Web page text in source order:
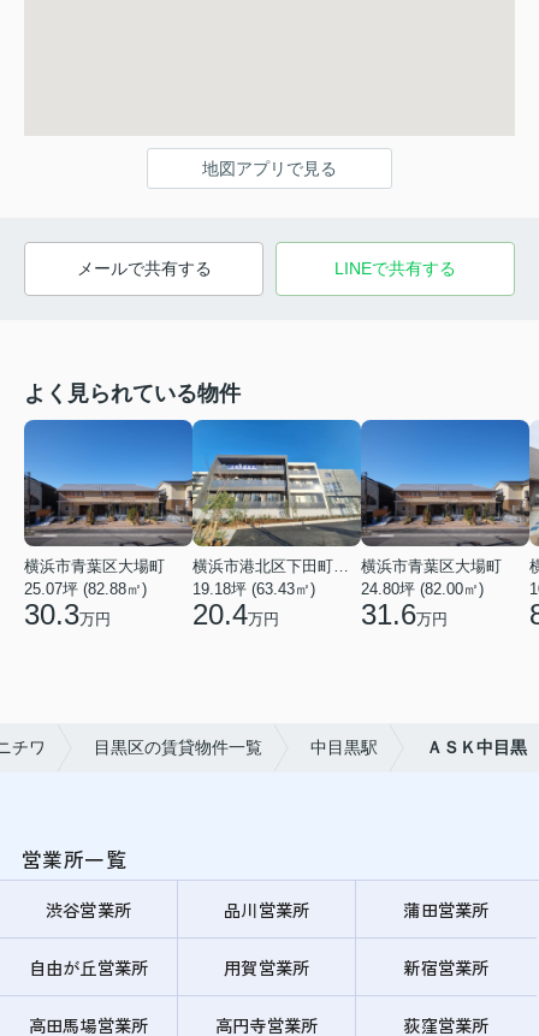
地図アプリで見る
メールで共有する LINEで共有する
よく見られている物件
横浜市青葉区大場町
25.07坪 (82.88㎡)
30.3万円
19.18坪 (63.43㎡)
20.4万円
横浜市青葉区大場町
24.80坪 (82.00㎡)
31.6万円
チワ 目黒区の賃貸物件一覧 中目黒駅 ＡＳＫ中目黒
営業所一覧
渋谷営業所 品川営業所 蒲田営業所
自由が丘営業所 用賀営業所 新宿営業所
高田馬場営業所 高円寺営業所 荻窪営業所